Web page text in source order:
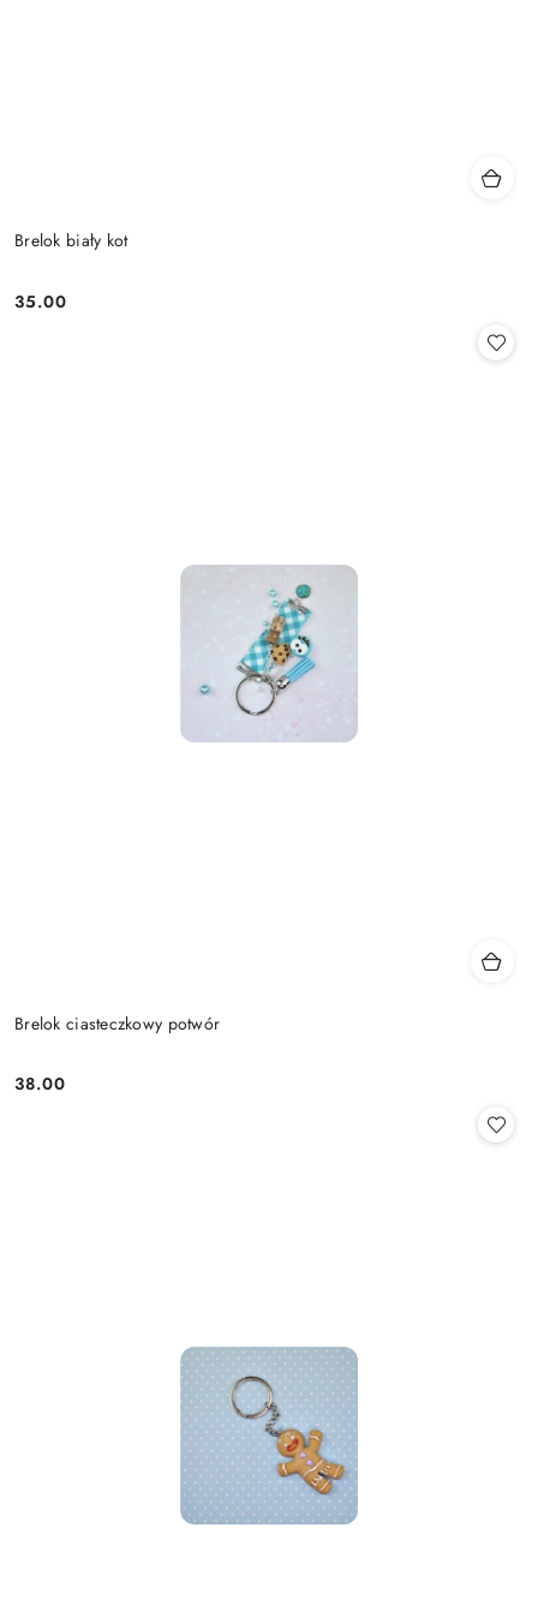
Brelok biały kot
Cena:
35.00
Brelok ciasteczkowy potwór
Cena:
38.00